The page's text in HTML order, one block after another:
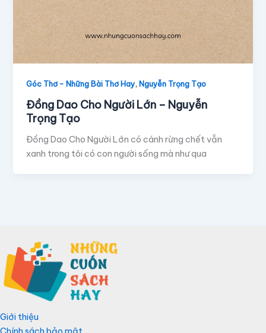
Góc Thơ - Những Bài Thơ Hay,Nguyễn Trọng Tạo
Đồng Dao Cho Người Lớn – Nguyễn
Trọng Tạo
Đồng Dao Cho Người Lớn có cánh rừng chết vẫn
xanh trong tôi có con người sống mà như qua
Giới thiệu